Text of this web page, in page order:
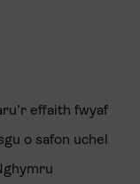
effaith fwyaf
o safon uchel